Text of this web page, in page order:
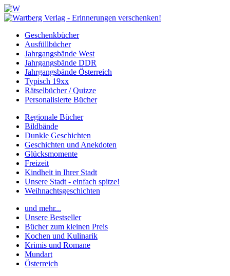
Geschenkbücher
Ausfüllbücher
Jahrgangsbände West
Jahrgangsbände DDR
Jahrgangsbände Österreich
Typisch 19xx
Rätselbücher / Quizze
Personalisierte Bücher
Regionale Bücher
Bildbände
Dunkle Geschichten
Geschichten und Anekdoten
Glücksmomente
Freizeit
Kindheit in Ihrer Stadt
Unsere Stadt - einfach spitze!
Weihnachtsgeschichten
und mehr...
Unsere Bestseller
Bücher zum kleinen Preis
Kochen und Kulinarik
Krimis und Romane
Mundart
Österreich